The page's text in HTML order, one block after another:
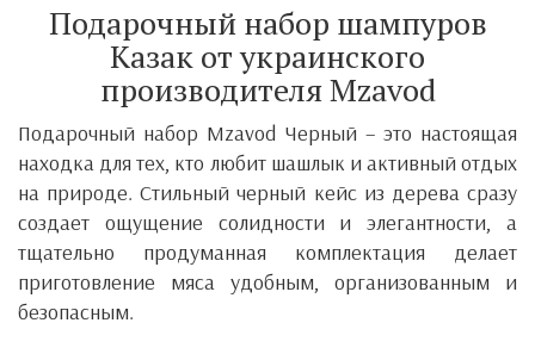
Подарочный набор шампуров
Казак от украинского
производителя Mzavod
Подарочный набор Mzavod Черный – это настоящая
находка для тех, кто любит шашлык и активный отдых
на природе. Стильный черный кейс из дерева сразу
создает ощущение солидности и элегантности, а
тщательно продуманная комплектация делает
приготовление мяса удобным, организованным и
безопасным.